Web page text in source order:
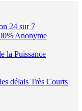
24 sur 7
Anonyme
la Puissance
délais Très Courts